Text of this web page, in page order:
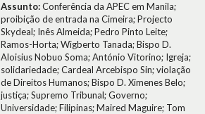
Assunto:Conferência da APEC em Manila;
proibição de entrada na Cimeira; Projecto
Skydeal; Inês Almeida; Pedro Pinto Leite;
Ramos-Horta; Wigberto Tanada; Bispo D.
Aloisius Nobuo Soma; António Vitorino; Igreja;
solidariedade; Cardeal Arcebispo Sin; violação
de Direitos Humanos; Bispo D. Ximenes Belo;
justiça; Supremo Tribunal; Governo;
Universidade; Filipinas; Maired Maguire; Tom